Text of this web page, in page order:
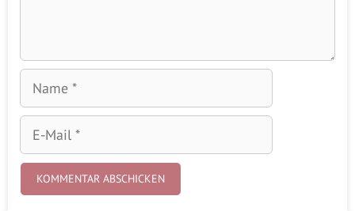
Name
Mail